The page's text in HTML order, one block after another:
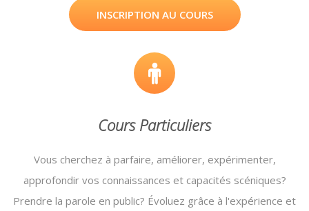
INSCRIPTION AU COURS
Cours Particuliers
Vous cherchez à parfaire, améliorer, expérimenter,
approfondir vos connaissances et capacités scéniques?
Prendre la parole en public? Évoluez grâce à l'expérience et